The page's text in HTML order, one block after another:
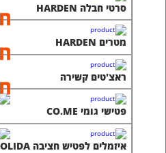
סרטי חבלה HARDEN
מטרים HARDEN
ראצ'טים קשירה
פטישי גומי CO.ME
איזמלים לפטיש חציבה SOLIDA